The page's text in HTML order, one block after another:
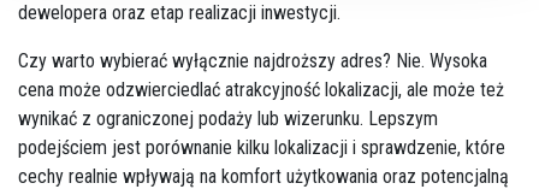
dewelopera oraz etap realizacji inwestycji.
Czy warto wybierać wyłącznie najdroższy adres? Nie. Wysoka
cena może odzwierciedlać atrakcyjność lokalizacji, ale może też
wynikać z ograniczonej podaży lub wizerunku. Lepszym
podejściem jest porównanie kilku lokalizacji i sprawdzenie, które
cechy realnie wpływają na komfort użytkowania oraz potencjalną